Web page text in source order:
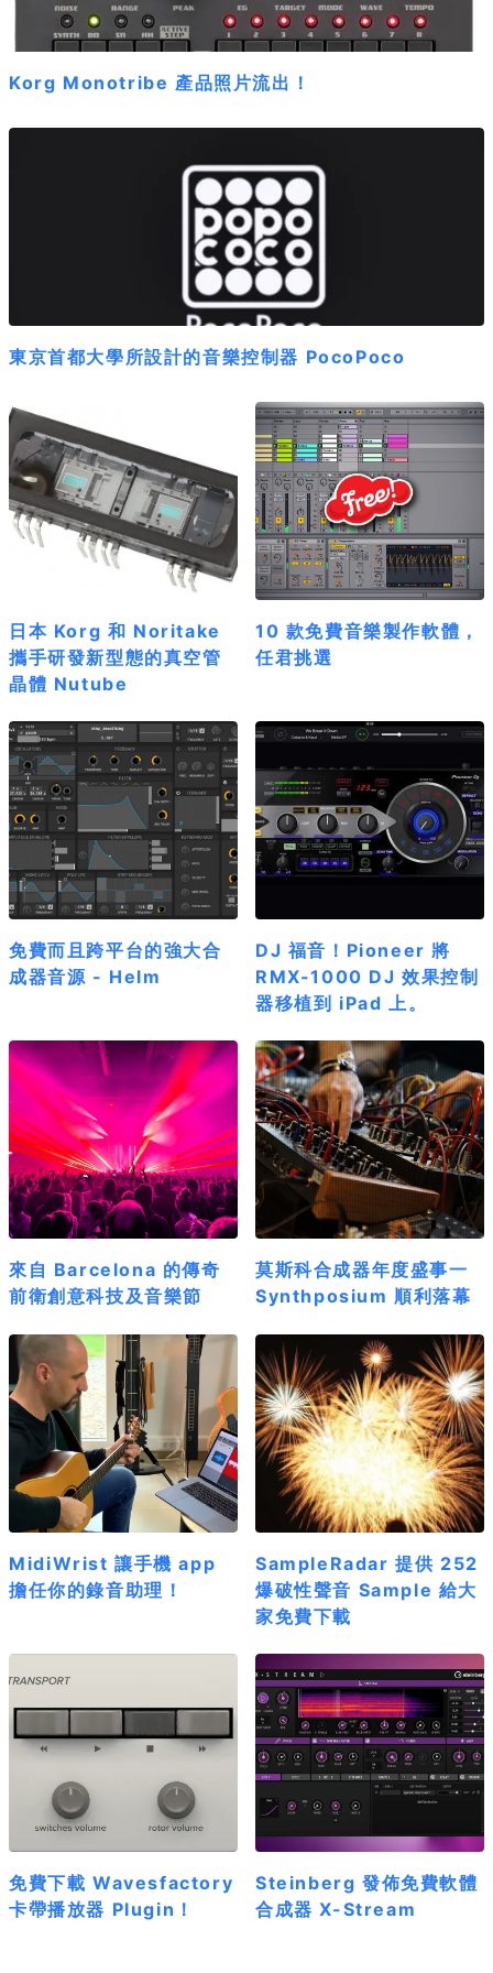
Korg Monotribe 產品照片流出！
東京首都大學所設計的音樂控制器 PocoPoco
日本 Korg 和 Noritake
攜手研發新型態的真空管
晶體 Nutube
10 款免費音樂製作軟體，
任君挑選
免費而且跨平台的強大合
成器音源 - Helm
DJ 福音！Pioneer 將
RMX-1000 DJ 效果控制
器移植到 iPad 上。
來自 Barcelona 的傳奇
前衛創意科技及音樂節
莫斯科合成器年度盛事一
Synthposium 順利落幕
MidiWrist 讓手機 app
擔任你的錄音助理！
SampleRadar 提供 252
爆破性聲音 Sample 給大
家免費下載
免費下載 Wavesfactory
卡帶播放器 Plugin！
Steinberg 發佈免費軟體
合成器 X-Stream